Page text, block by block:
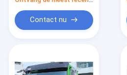
Contact nu